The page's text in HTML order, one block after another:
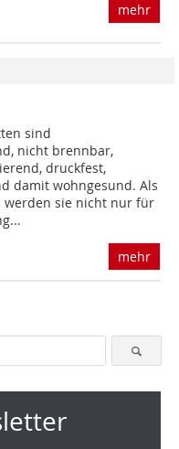
mehr
sind
nicht brennbar,
druckfest,
damit wohngesund. Als
werden sie nicht nur für
mehr